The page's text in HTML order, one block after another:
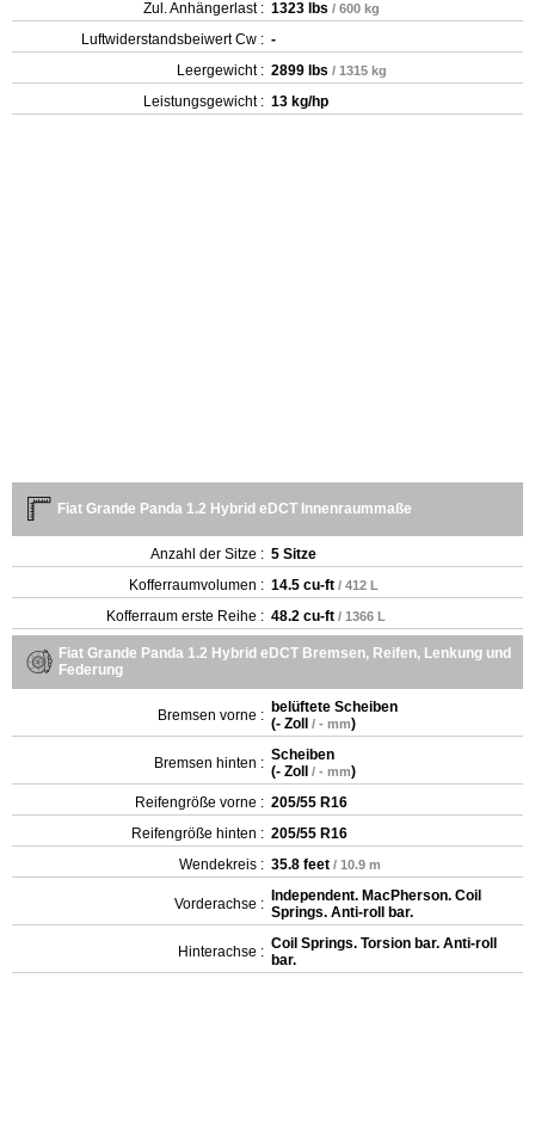
Zul. Anhängerlast : 1323 lbs / 600 kg
Luftwiderstandsbeiwert Cw : -
Leergewicht‎ : 2899 lbs / 1315 kg
Leistungsgewicht : 13 kg/hp
Fiat Grande Panda 1.2 Hybrid eDCT Innenraummaße
Anzahl der Sitze : 5 Sitze
Kofferraumvolumen : 14.5 cu-ft / 412 L
Kofferraum erste Reihe : 48.2 cu-ft / 1366 L
Fiat Grande Panda 1.2 Hybrid eDCT Bremsen, Reifen, Lenkung und
Federung
Bremsen vorne : belüftete Scheiben
(- Zoll / - mm)
Bremsen hinten : Scheiben
(- Zoll / - mm)
Reifengröße vorne : 205/55 R16
Reifengröße hinten : 205/55 R16
Wendekreis : 35.8 feet / 10.9 m
Vorderachse : Independent. MacPherson. Coil
Springs. Anti-roll bar.
Hinterachse : Coil Springs. Torsion bar. Anti-roll
bar.